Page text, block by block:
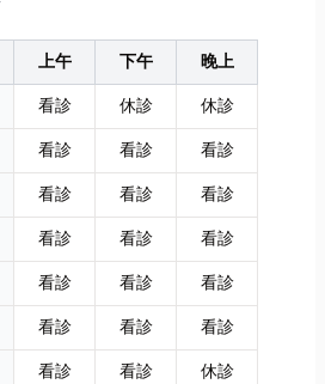
上午 下午
晚上
看診 休診
休診
看診 看診
看診
看診 看診
看診
看診 看診
看診
看診 看診
看診
看診 看診
看診
看診 看診 休診